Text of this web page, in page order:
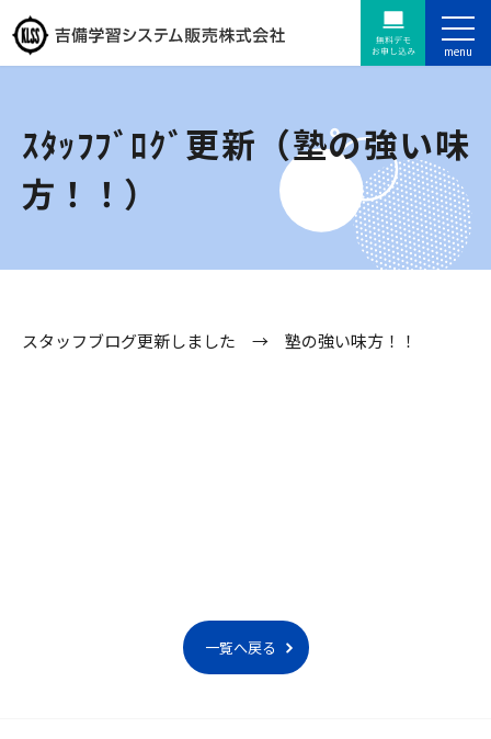
ｽﾀｯﾌﾌﾞﾛｸﾞ更新（塾の強い味
方！！）
スタッフブログ更新しました → 塾の強い味方！！
一覧へ戻る